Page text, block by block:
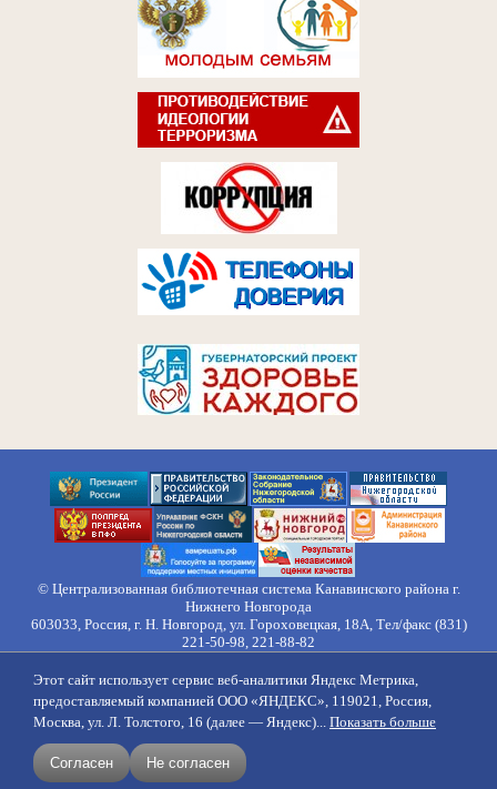
создание сайтов
продвижение
поддержка
© Централизованная библиотечная система Канавинского района г.
Нижнего Новгорода
603033, Россия, г. Н. Новгород, ул. Гороховецкая, 18А, Тел/факс (831)
221-50-98, 221-88-82
Контакты Противодействие коррупции
Противодействие
идеологии терроризма
Напишите нам
Этот сайт использует сервис веб-аналитики Яндекс Метрика,
предоставляемый компанией ООО «ЯНДЕКС», 119021, Россия,
Москва, ул. Л. Толстого, 16 (далее — Яндекс)... Показать больше
Согласен Не согласен